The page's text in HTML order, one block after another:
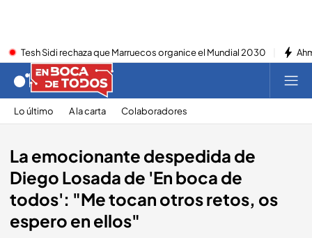
Tesh Sidi rechaza que Marruecos organice el Mundial 2030
Lo último A la carta Colaboradores
La emocionante despedida de
Diego Losada de 'En boca de
todos': "Me tocan otros retos, os
espero en ellos"